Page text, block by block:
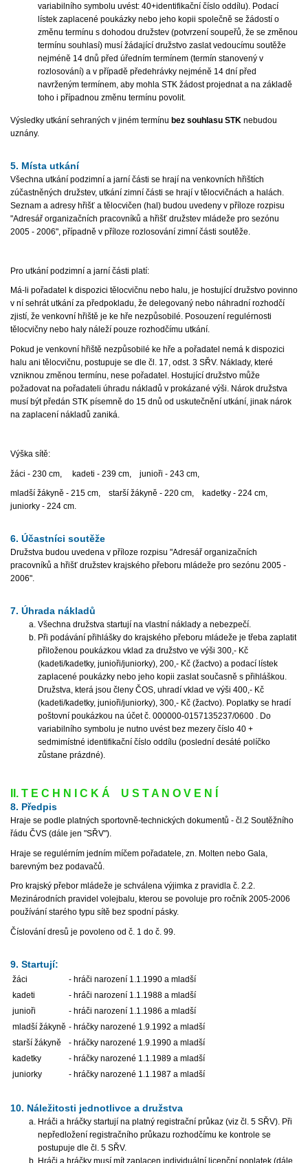
variabilního symbolu uvést: 40+identifikační číslo oddílu). Podací
lístek zaplacené poukázky nebo jeho kopii společně se žádostí o
změnu termínu s dohodou družstev (potvrzení soupeřů, že se změnou
termínu souhlasí) musí žádající družstvo zaslat vedoucímu soutěže
nejméně 14 dnů před úředním termínem (termín stanovený v
rozlosování) a v případě předehrávky nejméně 14 dní před
navrženým termínem, aby mohla STK žádost projednat a na základě
toho i případnou změnu termínu povolit.
Výsledky utkání sehraných v jiném termínu bez souhlasu STK nebudou
uznány.
5. Místa utkání
Všechna utkání podzimní a jarní části se hrají na venkovních hřištích
zúčastněných družstev, utkání zimní části se hrají v tělocvičnách a halách.
Seznam a adresy hřišť a tělocvičen (hal) budou uvedeny v příloze rozpisu
"Adresář organizačních pracovníků a hřišť družstev mládeže pro sezónu
2005 - 2006", případně v příloze rozlosování zimní části soutěže.
Pro utkání podzimní a jarní části platí:
Má-li pořadatel k dispozici tělocvičnu nebo halu, je hostující družstvo povinno
v ní sehrát utkání za předpokladu, že delegovaný nebo náhradní rozhodčí
zjistí, že venkovní hřiště je ke hře nezpůsobilé. Posouzení regulérnosti
tělocvičny nebo haly náleží pouze rozhodčímu utkání.
Pokud je venkovní hřiště nezpůsobilé ke hře a pořadatel nemá k dispozici
halu ani tělocvičnu, postupuje se dle čl. 17, odst. 3 SŘV. Náklady, které
vzniknou změnou termínu, nese pořadatel. Hostující družstvo může
požadovat na pořadateli úhradu nákladů v prokázané výši. Nárok družstva
musí být předán STK písemně do 15 dnů od uskutečnění utkání, jinak nárok
na zaplacení nákladů zaniká.
Výška sítě:
žáci - 230 cm, kadeti - 239 cm, junioři - 243 cm,
mladší žákyně - 215 cm, starší žákyně - 220 cm, kadetky - 224 cm,
juniorky - 224 cm.
6. Účastníci soutěže
Družstva budou uvedena v příloze rozpisu "Adresář organizačních
pracovníků a hřišť družstev krajského přeboru mládeže pro sezónu 2005 -
2006".
7. Úhrada nákladů
Všechna družstva startují na vlastní náklady a nebezpečí.
Při podávání přihlášky do krajského přeboru mládeže je třeba zaplatit
přiloženou poukázkou vklad za družstvo ve výši 300,- Kč
(kadeti/kadetky, junioři/juniorky), 200,- Kč (žactvo) a podací lístek
zaplacené poukázky nebo jeho kopii zaslat současně s přihláškou.
Družstva, která jsou členy ČOS, uhradí vklad ve výši 400,- Kč
(kadeti/kadetky, junioři/juniorky), 300,- Kč (žactvo). Poplatky se hradí
poštovní poukázkou na účet č. 000000-0157135237/0600 . Do
variabilního symbolu je nutno uvést bez mezery číslo 40 +
sedmimístné identifikační číslo oddílu (poslední desáté políčko
zůstane prázdné).
II. T E C H N I C K Á U S T A N O V E N Í
8. Předpis
Hraje se podle platných sportovně-technických dokumentů - čl.2 Soutěžního
řádu ČVS (dále jen "SŘV").
Hraje se regulérním jedním míčem pořadatele, zn. Molten nebo Gala,
barevným bez podavačů.
Pro krajský přebor mládeže je schválena výjimka z pravidla č. 2.2.
Mezinárodních pravidel volejbalu, kterou se povoluje pro ročník 2005-2006
používání starého typu sítě bez spodní pásky.
Číslování dresů je povoleno od č. 1 do č. 99.
9. Startují:
žáci
- hráči narození 1.1.1990 a mladší
kadeti
- hráči narození 1.1.1988 a mladší
junioři
- hráči narození 1.1.1986 a mladší
mladší žákyně - hráčky narozené 1.9.1992 a mladší
starší žákyně
- hráčky narozené 1.9.1990 a mladší
kadetky
- hráčky narozené 1.1.1989 a mladší
juniorky
- hráčky narozené 1.1.1987 a mladší
10. Náležitosti jednotlivce a družstva
Hráči a hráčky startují na platný registrační průkaz (viz čl. 5 SŘV). Při
nepředložení registračního průkazu rozhodčímu ke kontrole se
postupuje dle čl. 5 SŘV.
Hráči a hráčky musí mít zaplacen individuální licenční poplatek (dále